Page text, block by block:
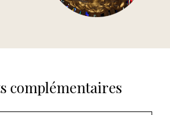
complémentaires